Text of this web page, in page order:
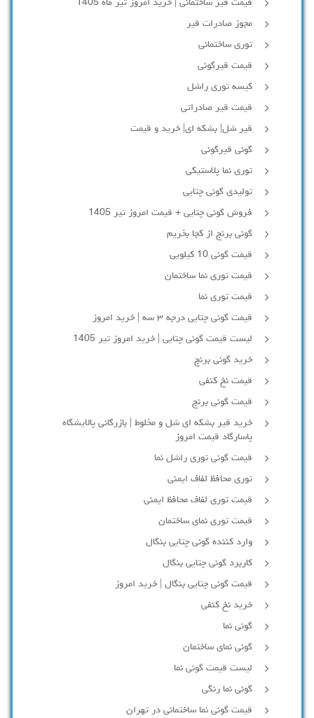
قیمت قیر ساختمانی | خرید امروز تیر ماه 1405
مجوز صادرات قیر
توری ساختمانی
قیمت قیرگونی
کیسه توری راشل
قیمت قیر صادراتی
قیر شل| بشکه ای| خرید و قیمت
گونی قیرگونی
توری نما پلاستیکی
تولیدی گونی چتایی
فروش گونی چتایی + قیمت امروز تیر 1405
گونی برنج از کجا بخریم
قیمت گونی 10 کیلویی
قیمت توری نما ساختمان
قیمت توری نما
قیمت گونی چتایی درجه ۳ سه | خرید امروز
لیست قیمت گونی چتایی | خرید امروز تیر 1405
خرید گونی برنج
قیمت نخ کنفی
قیمت گونی برنج
خرید قیر بشکه ای شل و مخلوط | بازرگانی پالایشگاه
پاسارگاد قیمت امروز
قیمت گونی توری راشل نما
توری محافظ لفاف ایمنی
قیمت توری لفاف محافظ ایمنی
قیمت توری نمای ساختمان
وارد کننده گونی چتایی بنگال
کاربرد گونی چتایی بنگال
قیمت گونی چتایی بنگال | خرید امروز
خرید نخ کنفی
گونی نما
گونی نمای ساختمان
لیست قیمت گونی نما
گونی نما رنگی
قیمت گونی نما ساختمانی در تهران